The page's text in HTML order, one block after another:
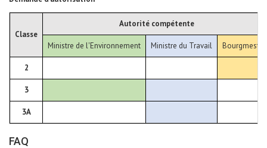
Classe
Autorité compétente
Ministre de l'Environnement Ministre du Travail Bourgmestre
2
3
3A
FAQ